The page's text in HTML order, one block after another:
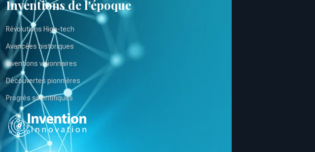
Inventions de l'époque
Révolutions High-tech
Avancées historiques
Inventions visionnaires
Découvertes pionnières
Progrès scientifiques